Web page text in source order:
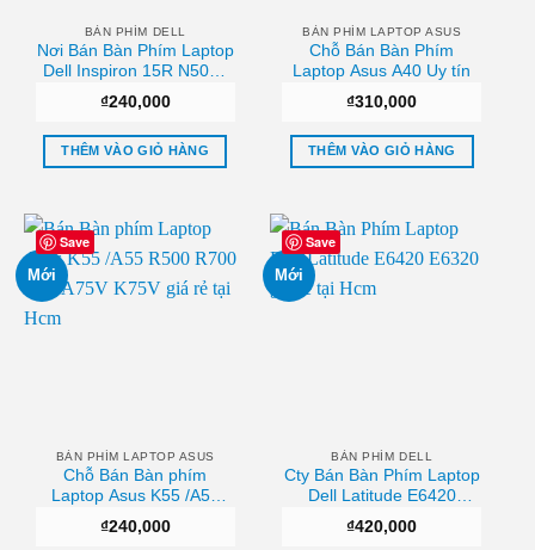
BÀN PHÍM DELL
Nơi Bán Bàn Phím Laptop
Dell Inspiron 15R N5010
M5010 Chất lượng
₫240,000
THÊM VÀO GIỎ HÀNG
BÀN PHÍM LAPTOP ASUS
Chỗ Bán Bàn Phím
Laptop Asus A40 Uy tín
₫310,000
THÊM VÀO GIỎ HÀNG
Save
Mới
BÀN PHÍM LAPTOP ASUS
Chỗ Bán Bàn phím
Laptop Asus K55 /A55
K75V Uy tín
₫240,000
Save
Mới
BÀN PHÍM DELL
Cty Bán Bàn Phím Laptop
Dell Latitude E6420
₫420,000